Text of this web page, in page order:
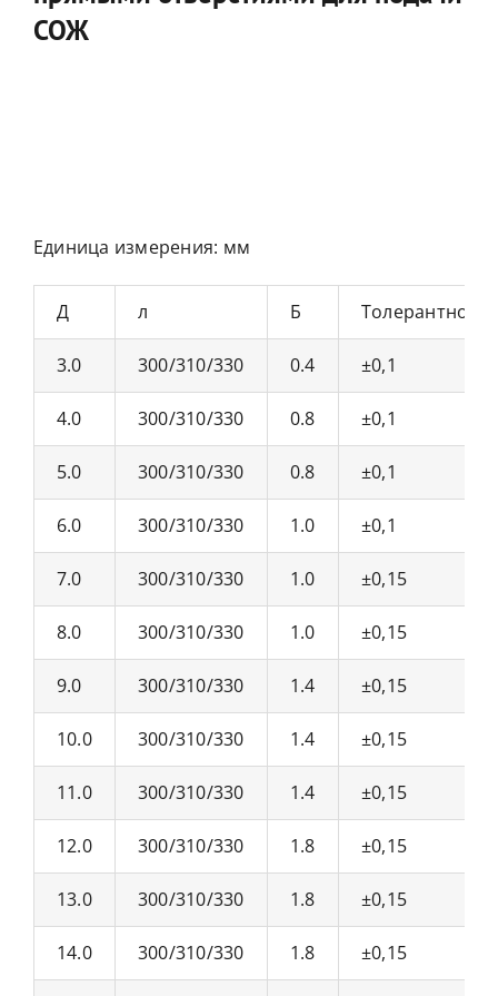
СОЖ
Единица измерения: мм
Д л Б Толерантность
3.0 300/310/330 0.4 ±0,1
4.0 300/310/330 0.8 ±0,1
5.0 300/310/330 0.8 ±0,1
6.0 300/310/330 1.0 ±0,1
7.0 300/310/330 1.0 ±0,15
8.0 300/310/330 1.0 ±0,15
9.0 300/310/330 1.4 ±0,15
10.0 300/310/330 1.4 ±0,15
11.0 300/310/330 1.4 ±0,15
12.0 300/310/330 1.8 ±0,15
13.0 300/310/330 1.8 ±0,15
14.0 300/310/330 1.8 ±0,15